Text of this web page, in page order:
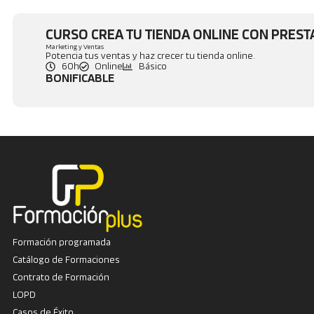
CURSO CREA TU TIENDA ONLINE CON
Marketing y Ventas
Potencia tus ventas y haz crecer tu tienda online.
60h
Online Básico
BONIFICABLE
Formación programada
Catálogo de Formaciones
Contrato de Formación
LOPD